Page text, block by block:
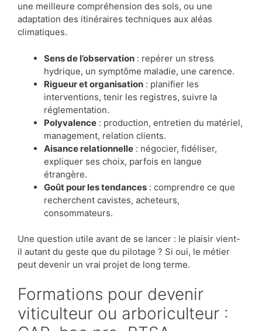
une meilleure compréhension des sols, ou une
adaptation des itinéraires techniques aux aléas
climatiques.
Sens de l’observation : repérer un stress
hydrique, un symptôme maladie, une carence.
Rigueur et organisation : planifier les
interventions, tenir les registres, suivre la
réglementation.
Polyvalence : production, entretien du matériel,
management, relation clients.
Aisance relationnelle : négocier, fidéliser,
expliquer ses choix, parfois en langue
étrangère.
Goût pour les tendances : comprendre ce que
recherchent cavistes, acheteurs,
consommateurs.
Une question utile avant de se lancer : le plaisir vient-
il autant du geste que du pilotage ? Si oui, le métier
peut devenir un vrai projet de long terme.
Formations pour devenir
viticulteur ou arboriculteur :